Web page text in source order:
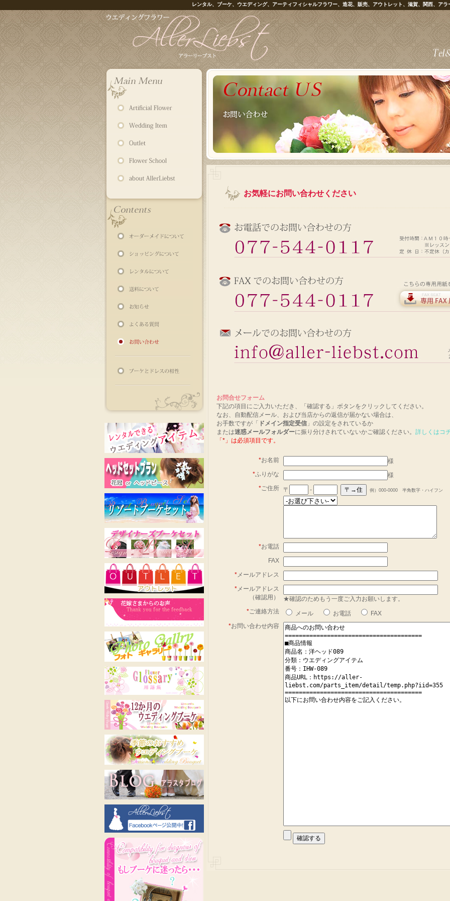
レンタル、ブーケ、ウエディング、アーティフィシャルフラワー、造花、販売、アウトレット、滋賀、関西、アラ
お気軽にお問い合わせください
お問合せフォーム
下記の項目にご入力いただき、「確認する」ボタンをクリックしてください。
なお、自動配信メール、および当店からの返信が届かない場合は、
お手数ですが「
ドメイン指定受信 」の設定をされているか
または迷惑メールフォルダーに振り分けされていないかご確認ください。 詳しくはコ
「 * 」は必須項目です。
*お名前
様
*ふりがな
様
*ご住所 〒 - 例）000-0000 半角数字・ハイフン
*お電話
FAX
*メールアドレス
*メールアドレス
（確認用）
★確認のためもう一度ご入力お願いします。
*ご連絡方法 メール お電話
FAX
*お問い合わせ内容